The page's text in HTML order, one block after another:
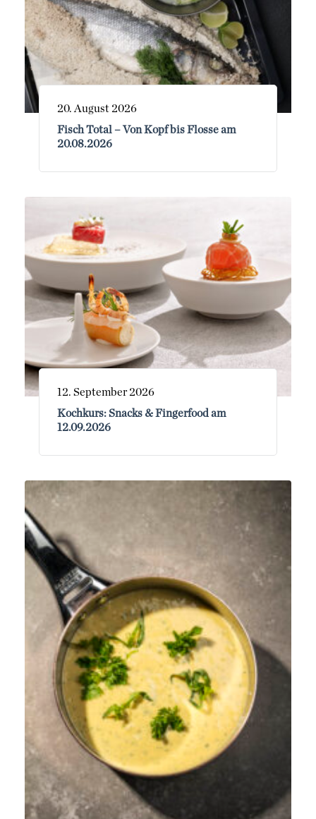
20. August 2026
Fisch Total – Von Kopf bis Flosse am
20.08.2026
12. September 2026
Kochkurs: Snacks & Fingerfood am
12.09.2026